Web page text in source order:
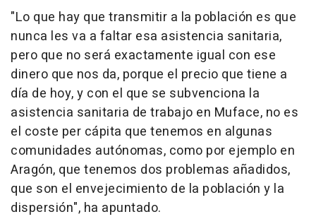
"Lo que hay que transmitir a la población es que
nunca les va a faltar esa asistencia sanitaria,
pero que no será exactamente igual con ese
dinero que nos da, porque el precio que tiene a
día de hoy, y con el que se subvenciona la
asistencia sanitaria de trabajo en Muface, no es
el coste per cápita que tenemos en algunas
comunidades autónomas, como por ejemplo en
Aragón, que tenemos dos problemas añadidos,
que son el envejecimiento de la población y la
dispersión", ha apuntado.